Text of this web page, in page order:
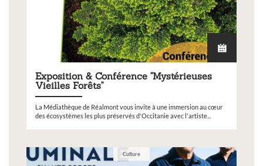
Exposition & Conférence "Mystérieuses
Vieilles Forêts"
La Médiathèque de Réalmont vous invite à une immersion au cœur
des écosystèmes les plus préservés d'Occitanie avec l'artiste...
Culture